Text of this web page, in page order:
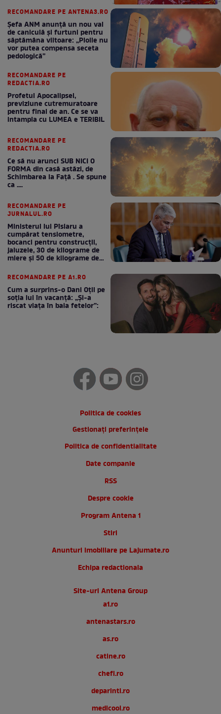
RECOMANDARE PE ANTENA3.RO
Șefa ANM anunță un nou val
de caniculă și furtuni pentru
săptămâna viitoare: „Ploile nu
vor putea compensa seceta
pedologică”
RECOMANDARE PE
REDACTIA.RO
Profetul Apocalipsei,
previziune cutremuratoare
pentru final de an. Ce se va
intampla cu LUMEA e TERIBIL
RECOMANDARE PE
REDACTIA.RO
Ce să nu arunci SUB NICI O
FORMA din casă astăzi, de
Schimbarea la Față . Se spune
ca ....
RECOMANDARE PE
JURNALUL.RO
Ministerul lui Pîslaru a
cumpărat tensiometre,
bocanci pentru construcții,
jaluzele, 30 de kilograme de
miere și 50 de kilograme de
RECOMANDARE PE A1.RO
Cum a surprins-o Dani Oțil pe
soția lui în vacanță: „Și-a
riscat viața în baia fetelor”:
Politica de cookies
Gestionați preferințele
Politica de confidentialitate
Date companie
RSS
Despre cookie
Program Antena 1
Stiri
Anunturi imobiliare pe Lajumate.ro
Echipa redactionala
Site-uri Antena Group
a1.ro
antenastars.ro
as.ro
catine.ro
chefi.ro
deparinti.ro
medicool.ro